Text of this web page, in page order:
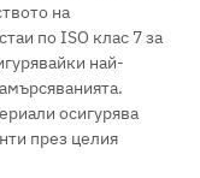
на
по ISO клас 7 за
най-
осигурява
през целия